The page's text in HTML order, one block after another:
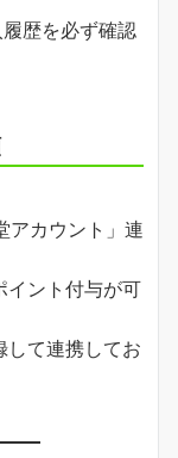
歴を必ず確認
カウント」連
イント付与が可
して連携してお